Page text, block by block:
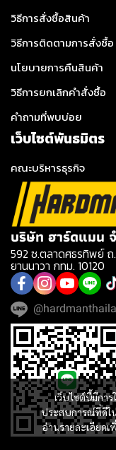
เว็บไซต์นี้มีกา
ประสบการณ์ที่ดีใ
อ่านรายละเอียดเ
วิธีการสั่งซื้อสินค้า
วิธีการติดตามการสั่งซื้อ
นโยบายการคืนสินค้า
วิธีการยกเลิกคำสั่งซื้อ
คำถามที่พบบ่อย
เว็บไซต์พันธมิตร
คณะบริหารธุรกิจ
บริษัท ฮาร์ดแมน
592 ซ.ตลาดศธรทิพย์
ยานนาวา กทม. 10120